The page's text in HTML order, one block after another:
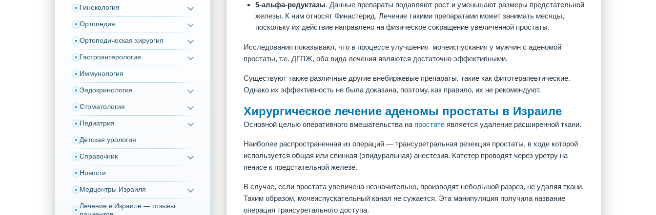
Гинекология
Ортопедия
Ортопедическая хирургия
Гастроэнтерология
Иммунология
Эндокринология
Стоматология
Педиатрия
Детская урология
Справочник
Новости
Медцентры Израиля
Лечение в Израиле — отзывы
5-альфа-редуктазы. Данные препараты подавляют рост и уменьшают размеры предстательной
железы. К ним относят Финастерид. Лечение такими препаратами может занимать месяцы,
поскольку их действие направлено на физическое сокращение увеличенной простаты.
Исследования показывают, что в процессе улучшения мочеиспускания у мужчин с аденомой
простаты, т.е. ДГПЖ, оба вида лечения являются достаточно эффективными.
Существуют также различные другие внебиржевые препараты, такие как фитотерапевтические.
Однако их эффективность не была доказана, поэтому, как правило, их не рекомендуют.
Хирургическое лечение аденомы простаты в Израиле
Основной целью оперативного вмешательства на простате является удаление расширенной ткани.
Наиболее распространенная из операций — трансуретральная резекция простаты, в ходе которой
используется общая или спинная (эпидуральная) анестезия. Катетер проводят через уретру на
пенисе к предстательной железе.
В случае, если простата увеличена незначительно, производят небольшой разрез, не удаляя ткани.
Таким образом, мочеиспускательный канал не сужается. Эта манипуляция получила название
операция трансуретального доступа.